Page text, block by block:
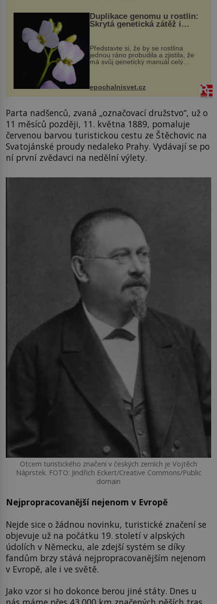
Duplikace genomu u rostlin:
Skrytá genetická zátěž i
Představte si, že by se rostlina
jednou ráno probudila a zjistila, že
má svůj genetický manuál celý
vstupenka...
epochalnisvet.cz
Parta nadšenců, zvaná „označovací družstvo“, už o
11 měsíců později, 11. května 1889, pomaluje
červenou barvou turistickou cestu ze Štěchovic na
Svatojánské proudy nedaleko Prahy. Vydávají se po
ní první zvědavci na nedělní výlety.
Otcem turistického značení v českých zemích je Vojtěch
Náprstek. FOTO: Jindřich Eckert/Creative Commons/Public
domain
Nejpropracovanější nejenom v Evropě
Nejde sice o žádnou novinku, turistické značení se
objevuje už na počátku 19. století v alpských
údolích v Německu, ale zdejší systém se díky
fandům brzy stává nejpropracovanějším nejenom
v Evropě, ale i ve světě.
Jako vzor si ho dokonce berou jiné státy. Dnes u